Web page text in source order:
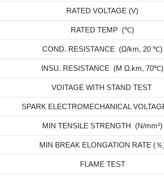
RATED VOLTAGE (V)
RATED TEMP (℃)
COND. RESISTANCE (Ω/km, 20 ℃)
INSU. RESISTANCE (M Ω.km, 70℃)
VOITAGE WITH STAND TEST
SPARK ELECTROMECHANICAL
MIN TENSILE STRENGTH (N/mm²)
MIN BREAK ELONGATION RATE (％
FLAME TEST